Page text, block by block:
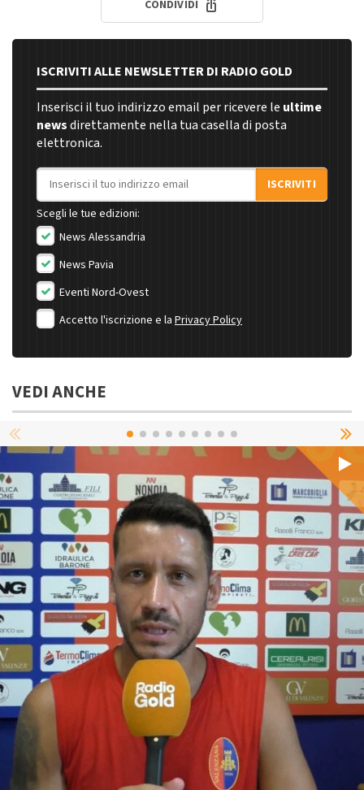
CONDIVIDI
ISCRIVITI ALLE NEWSLETTER DI RADIO GOLD
Inserisci il tuo indirizzo email per ricevere le ultime
newsdirettamente nella tua casella di posta
elettronica.
Indirizzo email
ISCRIVITI
Scegli le tue edizioni:
News Alessandria
News Pavia
Eventi Nord-Ovest
Accetto l'iscrizione e la Privacy Policy
VEDI ANCHE